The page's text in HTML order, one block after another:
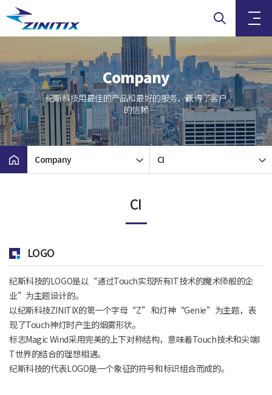
Company
纪斯科技用最佳的产品和最好的服务，赢得了客户
的信赖
Company CI
CI
LOGO
纪斯科技的LOGO是以“通过Touch实现所有IT技术的魔术师般的企
业”为主题设计的。
以纪斯科技ZINITIX的第一个字母“Z” 和灯神“Genie”为主题，表
现了Touch神灯时产生的烟雾形状。
标志Magic Wind采用完美的上下对称结构，意味着Touch技术和尖端I
T世界的结合的理想相遇。
纪斯科技的代表LOGO是一个象征的符号和标识组合而成的。